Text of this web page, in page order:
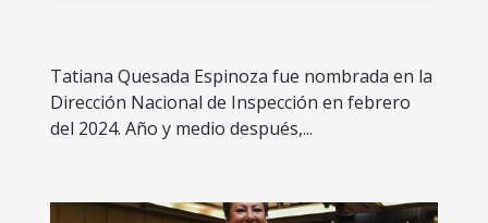
Tatiana Quesada Espinoza fue nombrada en la
Dirección Nacional de Inspección en febrero
del 2024. Año y medio después,...